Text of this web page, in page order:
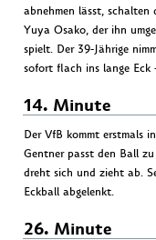
abnehmen lässt, schalten
Yuya Osako, der ihn
spielt. Der 39-Jährige
sofort flach ins lange Eck
14. Minute
Der VfB kommt erstmals
Gentner passt den Ball
dreht sich und zieht ab.
Eckball abgelenkt.
26. Minute